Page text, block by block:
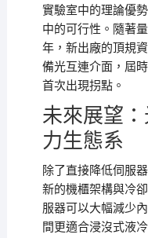
實驗室中的理論優
中的可行性。隨著
年，新出廠的頂規
備光互連介面，屆
首次出現拐點。
未來展望
力生態系
除了直接降低伺服
新的機櫃架構與冷
服器可以大幅減少
間更適合浸沒式液